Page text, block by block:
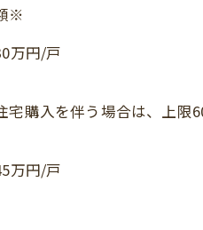
※
万円/戸
購入を伴う場合は、上限
万円/戸